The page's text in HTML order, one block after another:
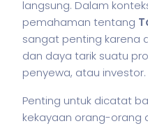
langsung. Dalam
pemahaman tentang
sangat penting karena
dan daya tarik suatu
penyewa, atau investor.
Penting untuk dicatat
kekayaan orang-orang